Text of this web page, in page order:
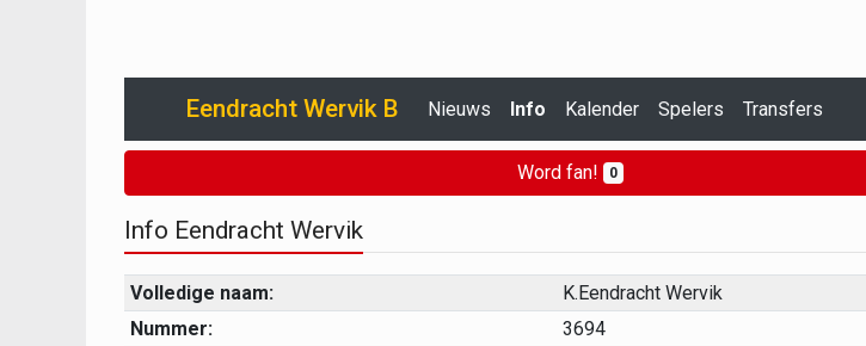
Eendracht Wervik B Nieuws Info Kalender Spelers Transfers
Word fan! 0
Info Eendracht Wervik
Volledige naam:
K.Eendracht Wervik
Nummer:
3694